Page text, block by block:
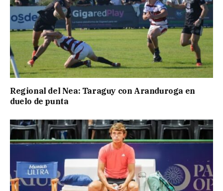
Regional del Nea: Taraguy con Aranduroga en
duelo de punta